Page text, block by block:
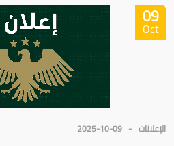
09
Oct
الإعلانات 2025-10-09